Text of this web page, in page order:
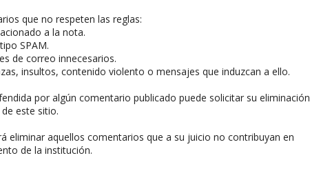
que no respeten las reglas:
a la nota.
SPAM.
de correo innecesarios.
insultos, contenido violento o mensajes que induzcan a ello.
por algún comentario publicado puede solicitar su eliminación
de este sitio.
eliminar aquellos comentarios que a su juicio no contribuyan en
de la institución.